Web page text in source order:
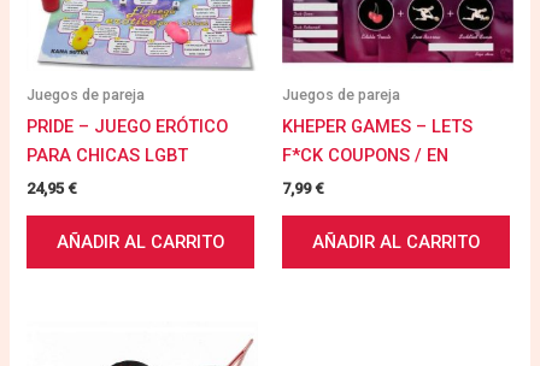
Juegos de pareja
PRIDE – JUEGO ERÓTICO
PARA CHICAS LGBT
24,95€
AÑADIR AL CARRITO
Juegos de pareja
KHEPER GAMES – LETS
F*CK COUPONS / EN
7,99€
AÑADIR AL CARRITO